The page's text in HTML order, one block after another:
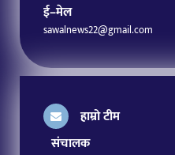
ई–मेल
sawalnews22@gmail.com
हाम्रो टीम
संचालक